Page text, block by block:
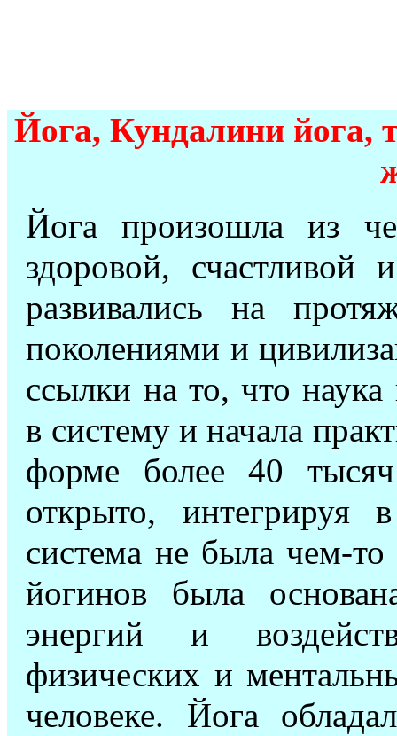
Йога, Кундалини йога,
Йога произошла из
здоровой, счастливой
развивались на
поколениями и
ссылки на то, что
в систему и начала
форме более 40
открыто, интегрируя
система не была чем-
йогинов была
энергий и
физических и
человеке. Йога